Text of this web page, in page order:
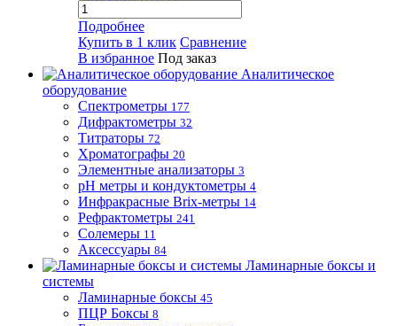
Подробнее
Купить в 1 клик Сравнение
В избранное Под заказ
Аналитическое
оборудование
Спектрометры 177
Дифрактометры 32
Титраторы 72
Хроматографы 20
Элементные анализаторы 3
pH метры и кондуктометры 4
Инфракрасные Brix-метры 14
Рефрактометры 241
Солемеры 11
Аксессуары 84
Ламинарные боксы и
системы
Ламинарные боксы 45
ПЦР Боксы 8